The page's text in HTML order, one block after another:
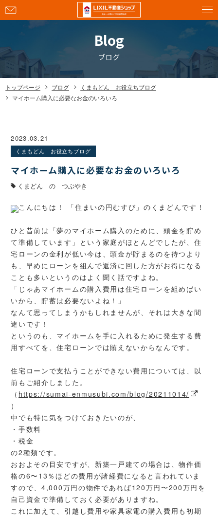
問
せ
Blog
ブログ
トップページ ブログ
くまもどん お役立ちブログ
マイホーム購入に必要なお金のいろいろ
2023.03.21
くまもどん お役立ちブログ
マイホーム購入に必要なお金のいろいろ
くまどん の つぶやき
こんにちは！ 「住まいの円むすび」のくまどんです！
ひと昔前は「夢のマイホーム購入のために、頭金を貯め
て準備しています」という家庭がほとんどでしたが、住
宅ローンの金利が低い今は、頭金が貯まるのを待つより
も、早めにローンを組んで返済に回した方がお得になる
ことも多いというのはよく聞く話ですよね。
「じゃあマイホームの購入費用は住宅ローンを組めばい
いから、貯蓄は必要ないよね！」
なんて思ってしまうかもしれませんが、それは大きな間
違いです！
というのも、マイホームを手に入れるために発生する費
用すべてを、住宅ローンでは賄えないからなんです。
住宅ローンで支払うことができない費用については、以
前もご紹介しました。
（ https://sumai-enmusubi.com/blog/20211014/
）
中でも特に気をつけておきたいのが、
・手数料
・税金
の2種類です。
おおよその目安ですが、新築一戸建ての場合は、物件価
格の6〜13％ほどの費用が諸経費になると言われていま
すので、4,000万円の物件であれば120万円〜200万円を
自己資金で準備しておく必要がありますね。
これに加えて、引越し費用や家具家電の購入費用も初期